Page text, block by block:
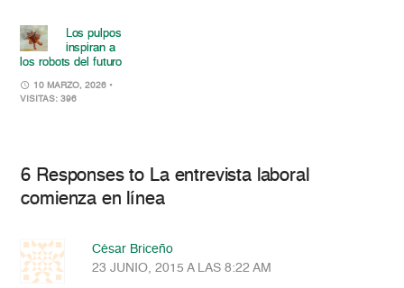
Los pulpos
inspiran a
los robots del futuro
10 MARZO, 2026 •
VISITAS: 396
6 Responses to La entrevista laboral
comienza en línea
César Briceño
23 JUNIO, 2015 A LAS 8:22 AM